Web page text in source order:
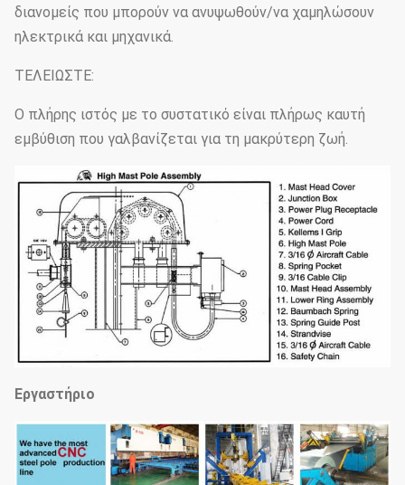
διανομείς που μπορούν να ανυψωθούν/να χαμηλώσουν
ηλεκτρικά και μηχανικά.
ΤΕΛΕΙΩΣΤΕ:
Ο πλήρης ιστός με το συστατικό είναι πλήρως καυτή
εμβύθιση που γαλβανίζεται για τη μακρύτερη ζωή.
Εργαστήριο